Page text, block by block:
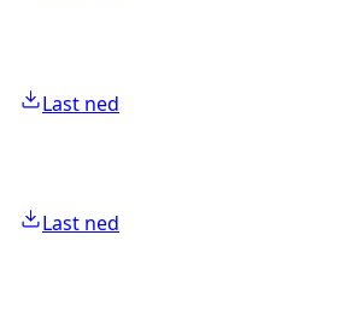
Last ned
Last ned